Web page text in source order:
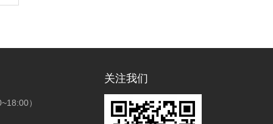
接
）
关注我们